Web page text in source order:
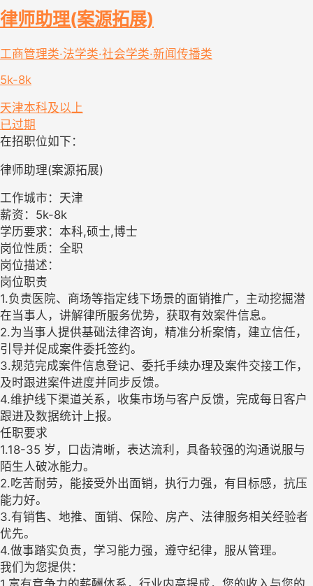
律师助理(案源拓展)
工商管理类·法学类·社会学类·新闻传播类
5k-8k
天津本科及以上
已过期
在招职位如下：
律师助理(案源拓展)
工作城市：天津
薪资：5k-8k
学历要求：本科,硕士,博士
岗位性质：全职
岗位描述：
岗位职责
1.负责医院、商场等指定线下场景的面销推广，主动挖掘潜
在当事人，讲解律所服务优势，获取有效案件信息。
2.为当事人提供基础法律咨询，精准分析案情，建立信任，
引导并促成案件委托签约。
3.规范完成案件信息登记、委托手续办理及案件交接工作，
及时跟进案件进度并同步反馈。
4.维护线下渠道关系，收集市场与客户反馈，完成每日客户
跟进及数据统计上报。
任职要求
1.18-35 岁，口齿清晰，表达流利，具备较强的沟通说服与
陌生人破冰能力。
2.吃苦耐劳，能接受外出面销，执行力强，有目标感，抗压
能力好。
3.有销售、地推、面销、保险、房产、法律服务相关经验者
优先。
4.做事踏实负责，学习能力强，遵守纪律，服从管理。
我们为您提供：